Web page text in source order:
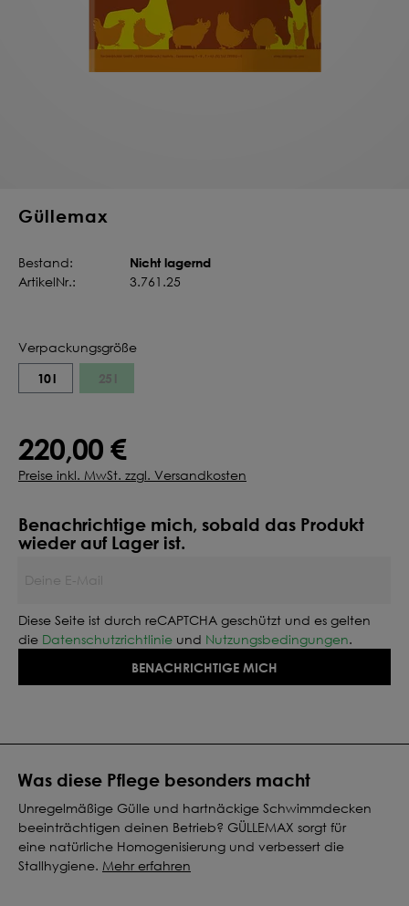
Güllemax
Was diese Pflege besonders macht
Unregelmäßige Gülle und hartnäckige Schwimmdecken
beeinträchtigen deinen Betrieb? GÜLLEMAX sorgt für
eine natürliche Homogenisierung und verbessert die
Stallhygiene. Mehr erfahren
Verpackungsgröße
10 l 25 l
220,00 €
Preise inkl. MwSt. zzgl. Versandkosten
Bestand: Nicht lagernd
ArtikelNr.: 3.761.25
Benachrichtige mich, sobald das Produkt
wieder auf Lager ist.
Diese Seite ist durch reCAPTCHA geschützt und es gelten
die Datenschutzrichtlinie und Nutzungsbedingungen.
BENACHRICHTIGE MICH
Deine Saat-
Mischung
konfigurieren